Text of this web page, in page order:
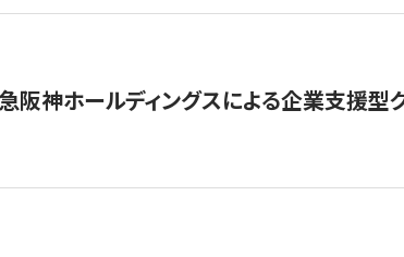
阪神ホールディングスによる企業支援型